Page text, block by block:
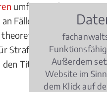
umfangreiche
Fällen im
Kenntnisse
Strafrecht müssen
Titel "Fachanwalt"
Außerdem
Website im
dem Klick auf